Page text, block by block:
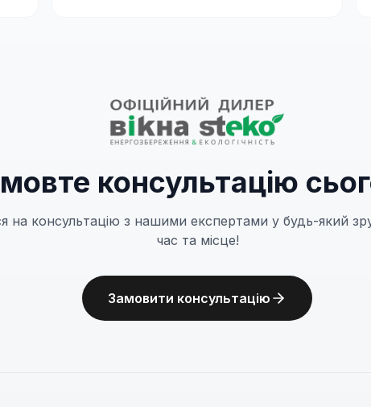
консультацію
на консультацію з нашими експертами у будь-який
час та місце!
Замовити консультацію